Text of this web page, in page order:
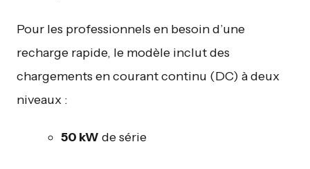
Pour les professionnels en besoin d’une
recharge rapide, le modèle inclut des
chargements en courant continu (DC) à deux
niveaux :
50 kW de série